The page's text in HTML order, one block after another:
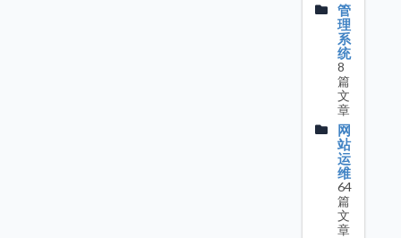
管
理
系
统
8
篇
文
章
网
站
运
维
64
篇
文
章